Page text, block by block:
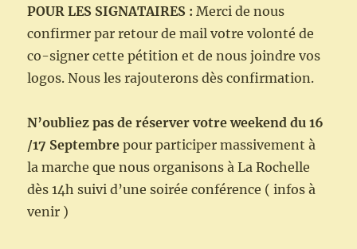
POUR LES SIGNATAIRES : Merci de nous
confirmer par retour de mail votre volonté de
co-signer cette pétition et de nous joindre vos
logos. Nous les rajouterons dès confirmation.
N’oubliez pas de réserver votre weekend du 16
/17 Septembrepour participer massivement à
la marche que nous organisons à La Rochelle
dès 14h suivi d’une soirée conférence ( infos à
venir )